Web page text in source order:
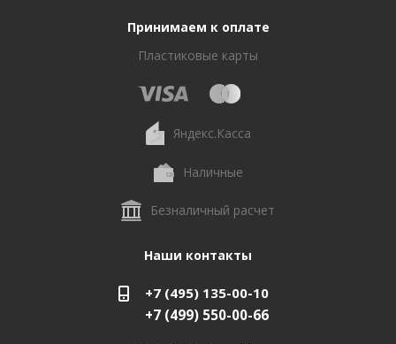
Принимаем к оплате
Пластиковые карты
Яндекс.Касса
Наличные
Безналичный расчет
Наши контакты
+7 (495) 135-00-10
+7 (499) 550-00-66